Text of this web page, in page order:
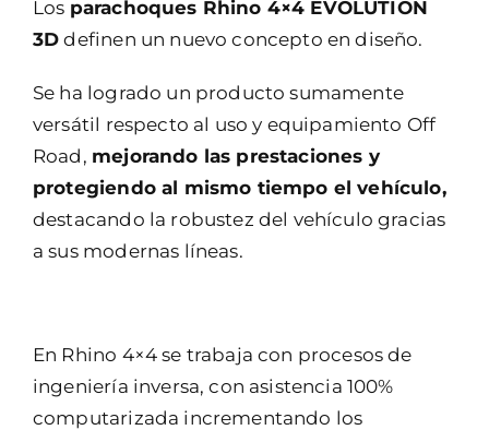
Los parachoques Rhino 4×4 EVOLUTION
3D definen un nuevo concepto en diseño.
Se ha logrado un producto sumamente
versátil respecto al uso y equipamiento Off
Road, mejorando las prestaciones y
protegiendo al mismo tiempo el vehículo,
destacando la robustez del vehículo gracias
a sus modernas líneas.
En Rhino 4×4 se trabaja con procesos de
ingeniería inversa, con asistencia 100%
computarizada incrementando los